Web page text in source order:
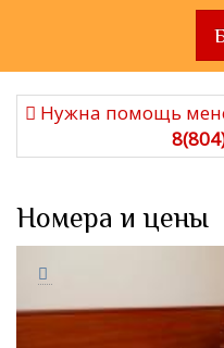
Нужна помощь
Номера и цены